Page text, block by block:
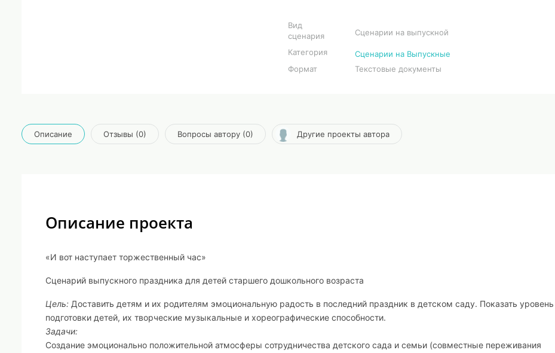
Вид
сценария
Сценарии на выпускной
Категория
Сценарии на Выпускные
Формат
Текстовые документы
Описание Отзывы (0) Вопросы автору (0) Другие проекты автора
Описание проекта
«И вот наступает торжественный час»
Сценарий выпускного праздника для детей старшего дошкольного возраста
Цель: Доставить детям и их родителям эмоциональную радость в последний праздник в детском саду. Показать уровень
подготовки детей, их творческие музыкальные и хореографические способности.
Задачи:
Создание эмоционально положительной атмосферы сотрудничества детского сада и семьи (совместные переживания